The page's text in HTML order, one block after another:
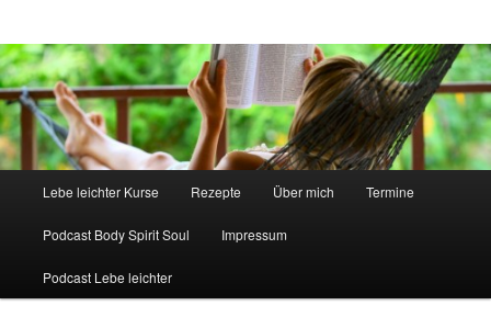
Lebe leichter Kurse Rezepte Über mich Termine
Podcast Body Spirit Soul Impressum
Podcast Lebe leichter